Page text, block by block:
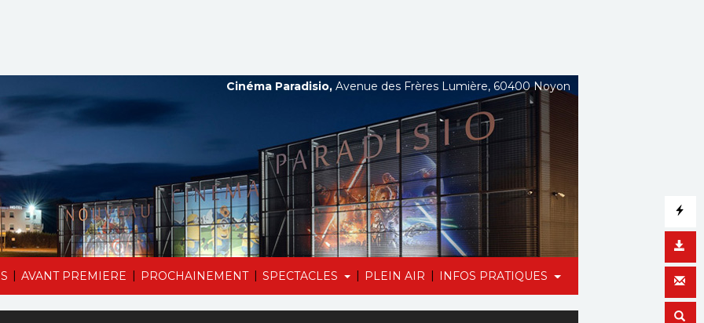
| AVANT PREMIERE | PROCHAINEMENT | SPECTACLES | PLEIN AIR | INFOS PRATIQUES
Cinéma Paradisio, Avenue des Frères Lumière, 60400 Noyon